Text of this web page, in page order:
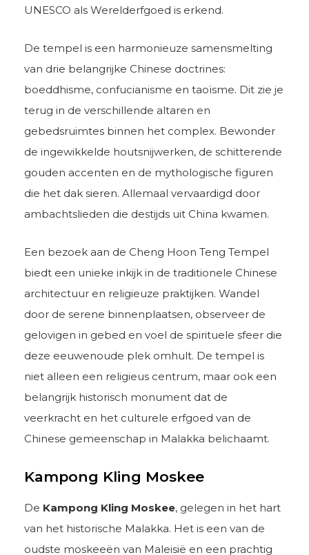
UNESCO als Werelderfgoed is erkend.
De tempel is een harmonieuze samensmelting
van drie belangrijke Chinese doctrines:
boeddhisme, confucianisme en taoïsme. Dit zie je
terug in de verschillende altaren en
gebedsruimtes binnen het complex. Bewonder
de ingewikkelde houtsnijwerken, de schitterende
gouden accenten en de mythologische figuren
die het dak sieren. Allemaal vervaardigd door
ambachtslieden die destijds uit China kwamen.
Een bezoek aan de Cheng Hoon Teng Tempel
biedt een unieke inkijk in de traditionele Chinese
architectuur en religieuze praktijken. Wandel
door de serene binnenplaatsen, observeer de
gelovigen in gebed en voel de spirituele sfeer die
deze eeuwenoude plek omhult. De tempel is
niet alleen een religieus centrum, maar ook een
belangrijk historisch monument dat de
veerkracht en het culturele erfgoed van de
Chinese gemeenschap in Malakka belichaamt.
Kampong Kling Moskee
De Kampong Kling Moskee, gelegen in het hart
van het historische Malakka. Het is een van de
oudste moskeeën van Maleisië en een prachtig